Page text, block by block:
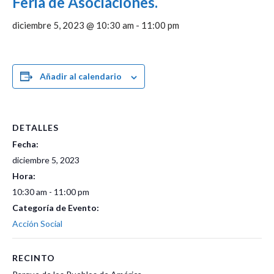
diciembre 5, 2023 @ 10:30 am - 11:00 pm
Añadir al calendario
DETALLES
Fecha:
diciembre 5, 2023
Hora:
10:30 am - 11:00 pm
Categoría de Evento:
Acción Social
RECINTO